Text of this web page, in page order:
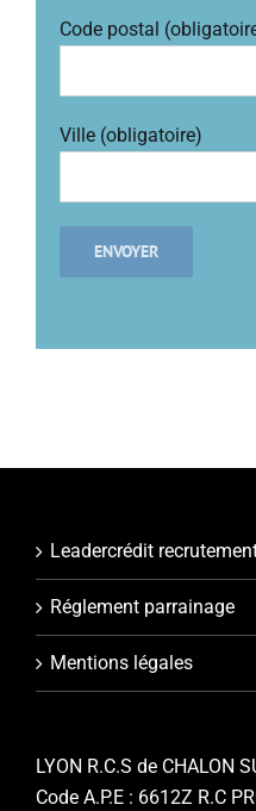
Code postal
Ville (obligatoire)
Leadercrédit
Réglement parrainage
Mentions légales
LYON R.C.S de CHALON
Code A.P.E : 6612Z R.C